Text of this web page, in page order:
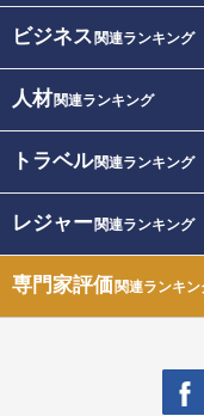
ビジネス 関連ランキング
人材関連ランキング
トラベル関連ランキング
レジャー関連ランキング
専門家評価関連ランキン